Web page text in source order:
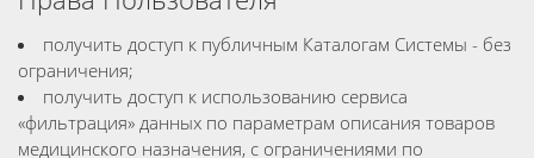
получить доступ к публичным Каталогам Системы - без
ограничения;
получить доступ к использованию сервиса
«фильтрация» данных по параметрам описания товаров
медицинского назначения, с ограничениями по